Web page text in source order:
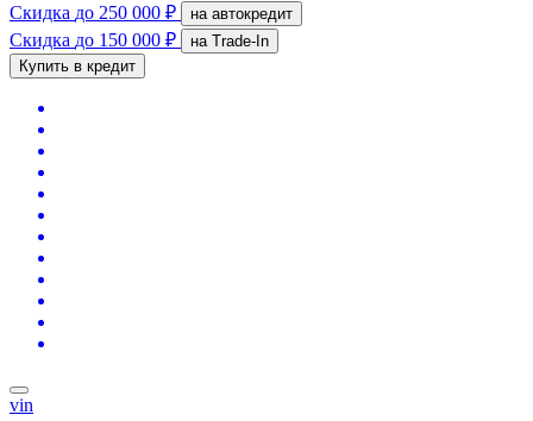
Скидка до 250 000 ₽ на автокредит
Скидка до 150 000 ₽
на Trade-In
Купить в кредит
vin